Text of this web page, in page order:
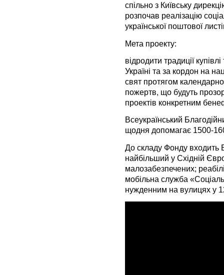
спільно з Київську
розпочав реалізацію
української поштової
Мета проекту:
відродити традиції
Україні та за кордон на
свят протягом
пожертв, що будуть
проектів конкретним
Всеукраїнський
щодня допомагає 1500-
До складу Фонду входить
найбільший у Східній
малозабезпечених;
мобільна служба
нужденним на вулицях у